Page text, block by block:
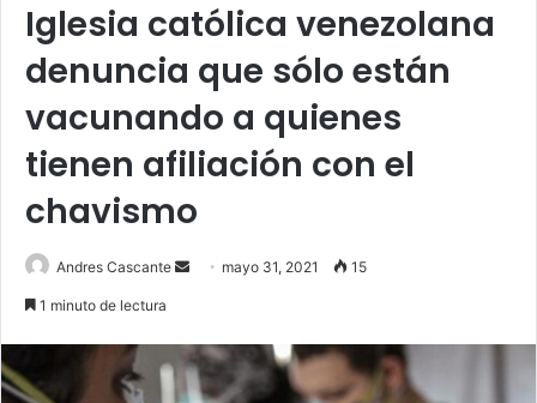
Iglesia católica venezolana
denuncia que sólo están
vacunando a quienes
tienen afiliación con el
chavismo
Andres Cascante
Send mayo 31, 2021 15
1 minuto de lectura